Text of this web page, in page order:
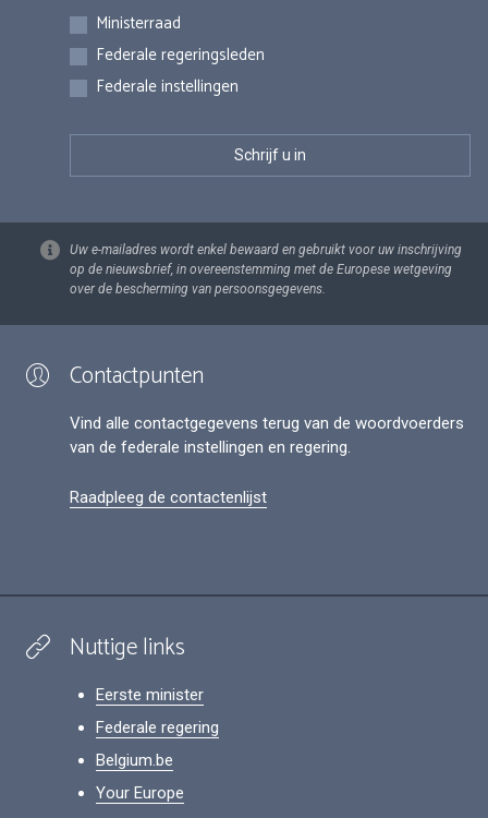
Inschrijvingen
Ministerraad
Federale regeringsleden
Federale instellingen
Uw e-mailadres wordt enkel bewaard en gebruikt voor uw inschrijving
op de nieuwsbrief, in overeenstemming met de Europese wetgeving
over de bescherming van persoonsgegevens.
Contactpunten
Vind alle contactgegevens terug van de woordvoerders
van de federale instellingen en regering.
Raadpleeg de contactenlijst
Nuttige links
Eerste minister
Federale regering
Belgium.be
Your Europe